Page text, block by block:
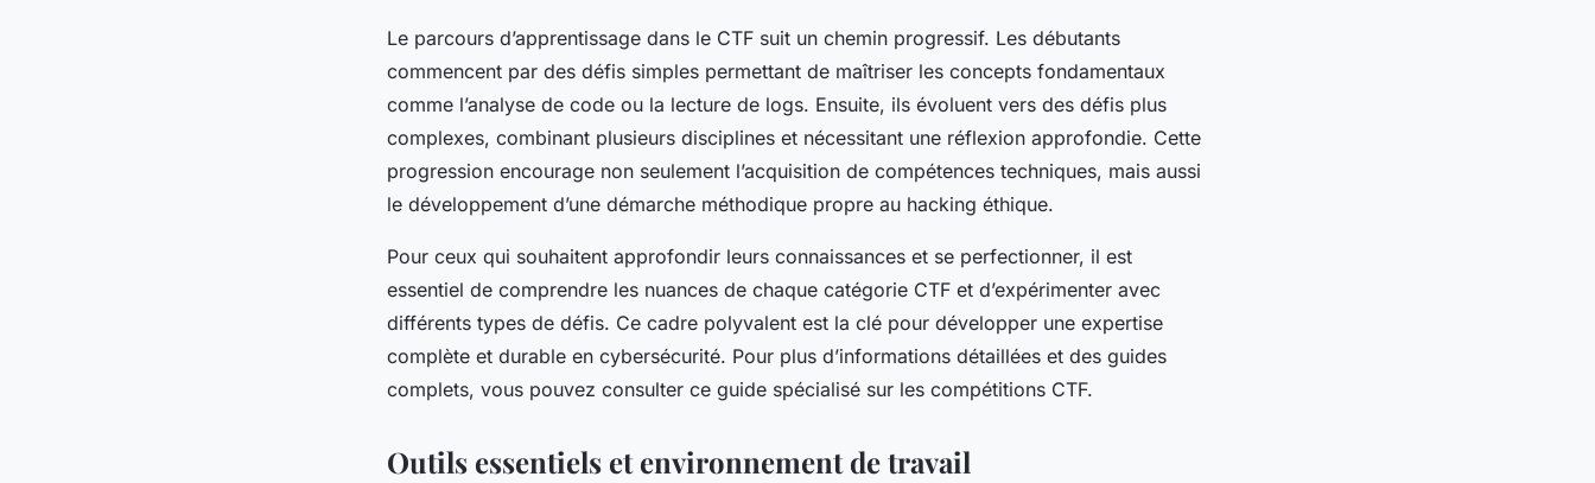
Le parcours d’apprentissage dans le CTF suit un chemin progressif. Les débutants
commencent par des défis simples permettant de maîtriser les concepts fondamentaux
comme l’analyse de code ou la lecture de logs. Ensuite, ils évoluent vers des défis plus
complexes, combinant plusieurs disciplines et nécessitant une réflexion approfondie. Cette
progression encourage non seulement l’acquisition de compétences techniques, mais aussi
le développement d’une démarche méthodique propre au hacking éthique.
Pour ceux qui souhaitent approfondir leurs connaissances et se perfectionner, il est
essentiel de comprendre les nuances de chaque catégorie CTF et d’expérimenter avec
différents types de défis. Ce cadre polyvalent est la clé pour développer une expertise
complète et durable en cybersécurité. Pour plus d’informations détaillées et des guides
complets, vous pouvez consulter ce guide spécialisé sur les compétitions CTF.
Outils essentiels et environnement de travail